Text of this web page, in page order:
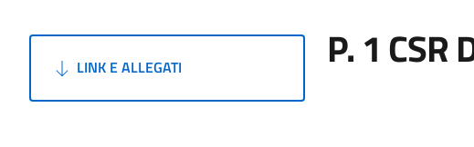
LINK E ALLEGATI P. 1